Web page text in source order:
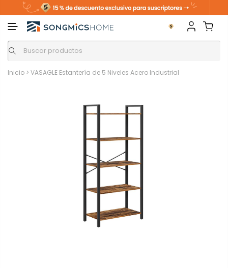
Inicio > VASAGLE Estantería de 5 Niveles Acero Industrial